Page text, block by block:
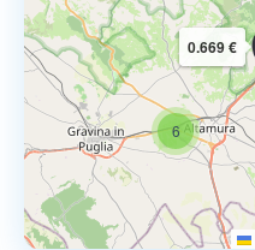
6
0.669 €